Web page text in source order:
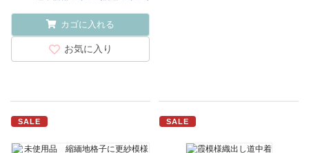
カゴに入れる
お気に入り
SALE SALE